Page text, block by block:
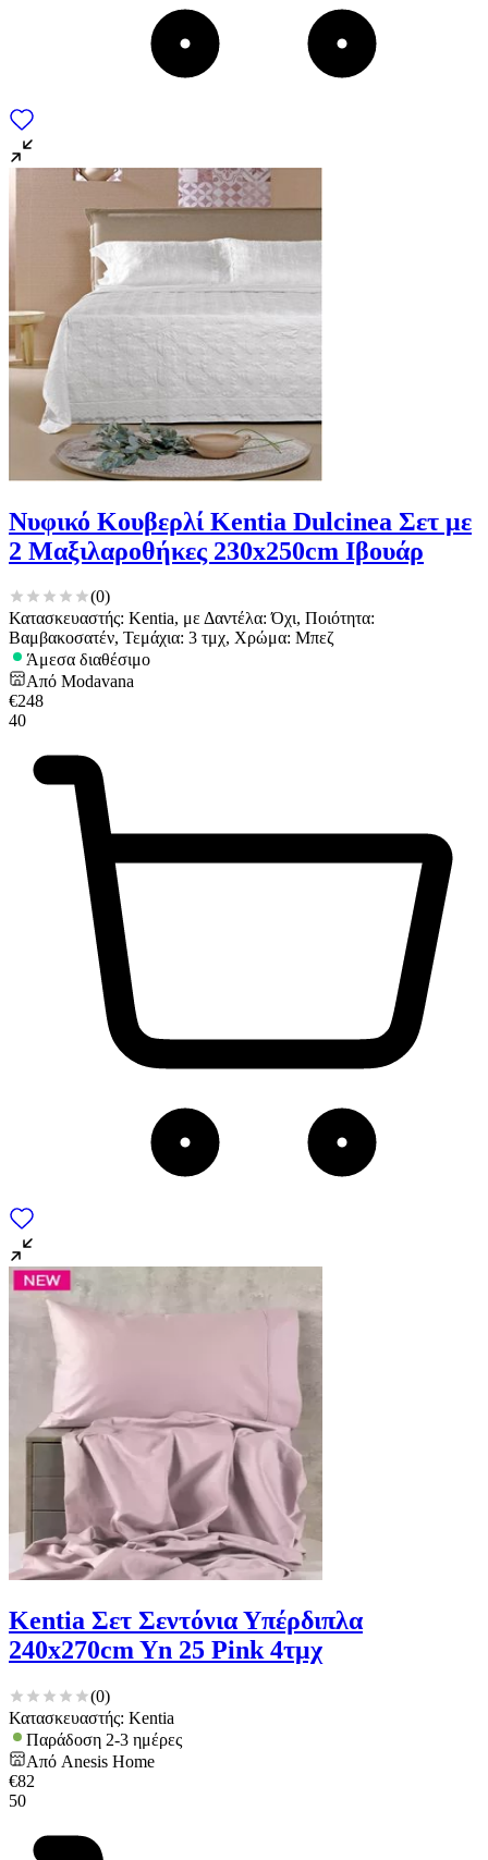
Νυφικό Κουβερλί Kentia Dulcinea Σετ με
2 Μαξιλαροθήκες 230x250cm Ιβουάρ
(0)
Κατασκευαστής: Kentia, με Δαντέλα: Όχι, Ποιότητα:
Βαμβακοσατέν, Τεμάχια: 3 τμχ, Χρώμα: Μπεζ
Άμεσα διαθέσιμο
Από Modavana
€248
40
Kentia Σετ Σεντόνια Υπέρδιπλα
240x270cm Yn 25 Pink 4τμχ
(0)
Κατασκευαστής: Kentia
Παράδοση 2-3 ημέρες
Από Anesis Home
€82
50